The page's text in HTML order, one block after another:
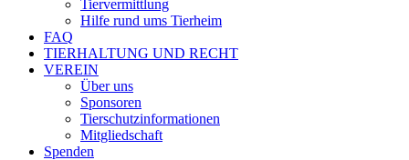
Tiervermittlung
Hilfe rund ums Tierheim
FAQ
TIERHALTUNG UND RECHT
VEREIN
Über uns
Sponsoren
Tierschutzinformationen
Mitgliedschaft
Spenden